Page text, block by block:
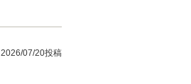
2026/07/20投稿